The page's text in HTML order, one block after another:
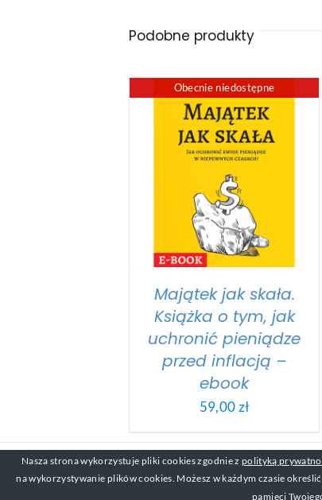
Podobne produkty
Obecnie niedostępne
Majątek jak skała.
Książka o tym, jak
uchronić pieniądze
przed inflacją –
ebook
59,00zł
©
Nasza strona wykorzystuje pliki cookies zgodnie z polityką
na wykorzystywanie plików cookies. Możesz w każdym czasie
pamięci